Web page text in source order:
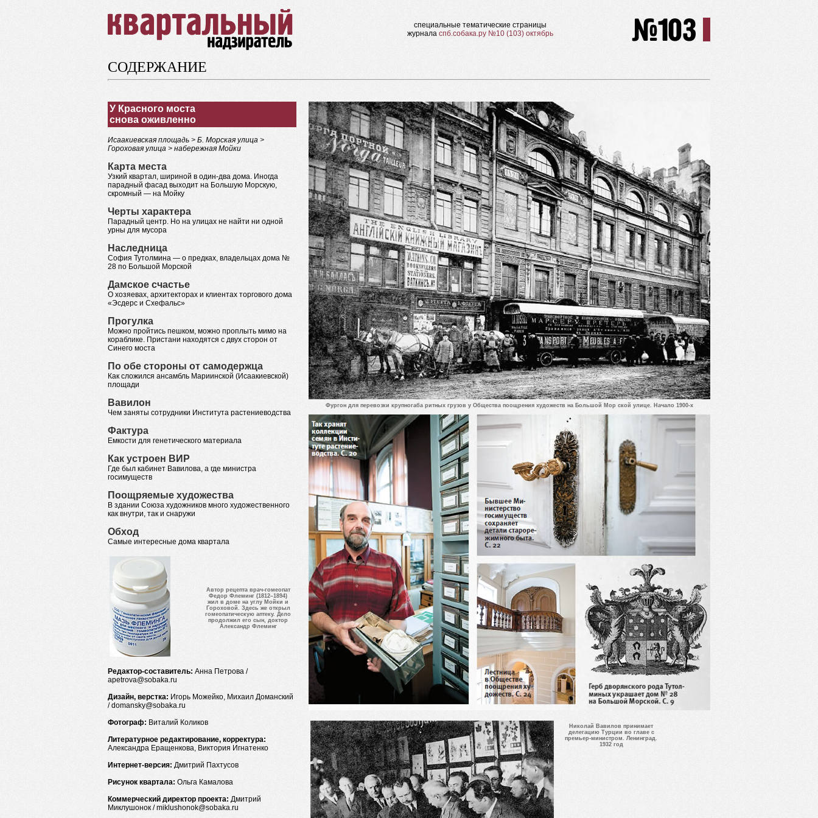
специальные тематические страницы
журнала спб.собака.ру №10 (103) октябрь
СОДЕРЖАНИЕ
У Красного моста
снова оживленно
Исаакиевская площадь > Б. Морская улица >
Гороховая улица > набережная Мойки
Карта места
Узкий квартал, шириной в один-два дома. Иногда
парадный фасад выходит на Большую Морскую,
скромный — на Мойку
Черты характера
Парадный центр. Но на улицах не найти ни одной
урны для мусора
Наследница
София Тутолмина — о предках, владельцах дома №
28 по Большой Морской
Дамское счастье
О хозяевах, архитекторах и клиентах торгового дома
«Эсдерс и Схефальс»
Прогулка
Можно пройтись пешком, можно проплыть мимо на
кораблике. Пристани находятся с двух сторон от
Синего моста
По обе стороны от самодержца
Как сложился ансамбль Мариинской (Исаакиевской)
площади
Вавилон
Чем заняты сотрудники Института растениеводства
Фактура
Емкости для генетического материала
Как устроен ВИР
Где был кабинет Вавилова, а где министра
госимуществ
Поощряемые художества
В здании Союза художников много художественного
как внутри, так и снаружи
Обход
Самые интересные дома квартала
Автор рецепта врач-гомеопат
Федор Флеминг (1812–1894)
жил в доме на углу Мойки и
Гороховой. Здесь же открыл
гомеопатическую аптеку. Дело
продолжил его сын, доктор
Александр Флеминг
Редактор-составитель: Анна Петрова /
apetrova@sobaka.ru
Дизайн, верстка: Игорь Можейко, Михаил Доманский
/ domansky@sobaka.ru
Фотограф: Виталий Коликов
Литературное редактирование, корректура:
Александра Еращенкова, Виктория Игнатенко
Интернет-версия: Дмитрий Пахтусов
Рисунок квартала: Ольга Камалова
Коммерческий директор проекта: Дмитрий
Миклушонок / miklushonok@sobaka.ru
Фургон для перевозки крупногаба ритных грузов у Общества поощрения художеств на Большой Мор ской улице. Начало 1900-х
Николай Вавилов принимает
делегацию Турции во главе с
премьер-министром. Ленинград.
1932 год